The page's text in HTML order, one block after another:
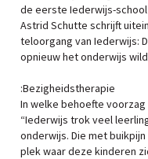
de eerste Iederwijs-
Astrid Schutte schrijft
teloorgang van Iederwijs:
opnieuw het onderwijs
:Bezigheidstherapie
In welke behoefte voorzag
“Iederwijs trok veel
onderwijs. Die met
plek waar deze kinderen